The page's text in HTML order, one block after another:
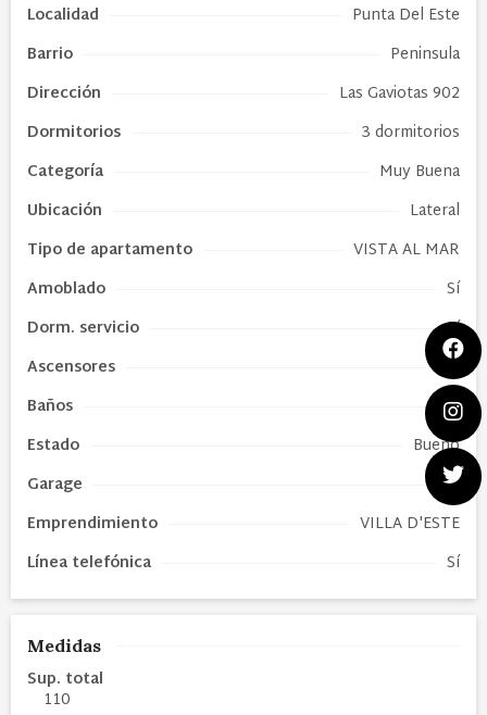
Localidad
Punta Del Este
Barrio
Peninsula
Dirección
Las Gaviotas 902
Dormitorios
3 dormitorios
Categoría
Muy Buena
Ubicación
Lateral
Tipo de apartamento
VISTA AL MAR
Amoblado
Sí
Dorm. servicio
Sí
Ascensores
1
Baños
2
Estado
Bueno
Garage
1
Emprendimiento
VILLA D'ESTE
Línea telefónica
Sí
Medidas
Sup. total
110